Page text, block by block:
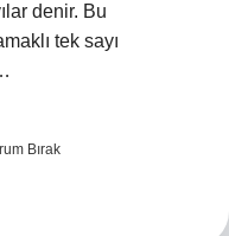
denir. Bu
tek sayı
Bırak